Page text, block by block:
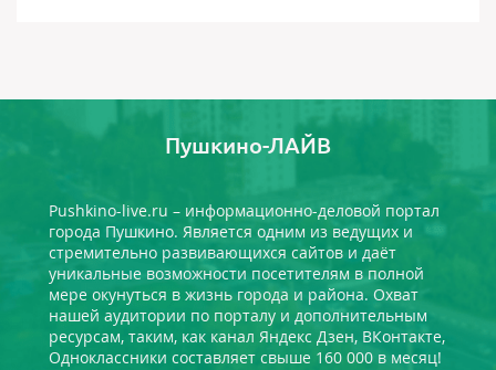
Пушкино-ЛАЙВ
Pushkino-live.ru – информационно-деловой портал
города Пушкино. Является одним из ведущих и
стремительно развивающихся сайтов и даёт
уникальные возможности посетителям в полной
мере окунуться в жизнь города и района. Охват
нашей аудитории по порталу и дополнительным
ресурсам, таким, как канал Яндекс Дзен, ВКонтакте,
Одноклассники составляет свыше 160 000 в месяц!